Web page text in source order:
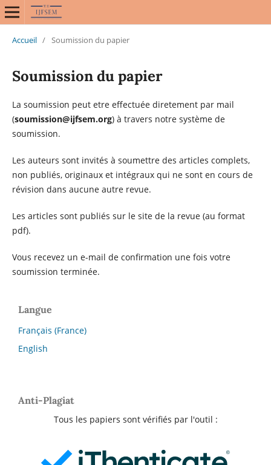
Accueil / Soumission du papier
Soumission du papier
La soumission peut etre effectuée diretement par mail
(soumission@ijfsem.org) à travers notre système de
soumission.
Les auteurs sont invités à soumettre des articles complets,
non publiés, originaux et intégraux qui ne sont en cours de
révision dans aucune autre revue.
Les articles sont publiés sur le site de la revue (au format
pdf).
Vous recevez un e-mail de confirmation une fois votre
soumission terminée.
Langue
Français (France)
English
Anti-Plagiat
Tous les papiers sont vérifiés par l'outil :